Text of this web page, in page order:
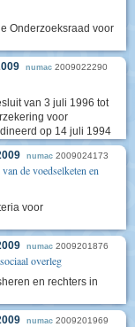
Onderzoeksraad voor
numac 2009022290
van 3 juli 1996 tot
voor
op 14 juli 1994
numac 2009024173
de voedselketen en
voor
numac 2009201876
overleg
en rechters in
numac 2009201969